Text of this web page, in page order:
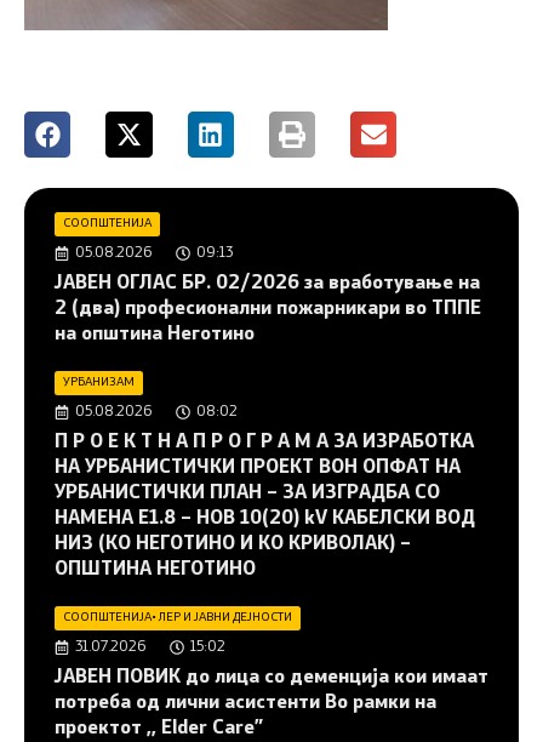
СООПШТЕНИЈА
05.08.2026 09:13
JAВЕН ОГЛАС БР. 02/2026 за вработување на
2 (два) професионални пожарникари во ТППЕ
на општина Неготино
УРБАНИЗАМ
05.08.2026 08:02
П Р О Е К Т Н А П Р О Г Р А М А ЗА ИЗРАБОТКА
НА УРБАНИСТИЧКИ ПРОЕКТ ВОН ОПФАТ НА
УРБАНИСТИЧКИ ПЛАН – ЗА ИЗГРАДБА СО
НАМЕНА Е1.8 – НОВ 10(20) kV КАБЕЛСКИ ВОД
НИЗ (КО НЕГОТИНО И КО КРИВОЛАК) –
ОПШТИНА НЕГОТИНО
СООПШТЕНИЈА•ЛЕР И ЈАВНИ ДЕЈНОСТИ
31.07.2026 15:02
JАВЕН ПОВИК до лица со деменција кои имаат
потреба од лични асистенти Во рамки на
проектот ,, Elder Care”